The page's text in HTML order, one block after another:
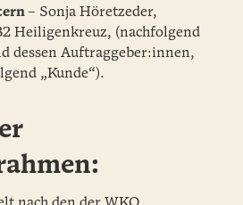
– Sonja Höretzeder,
Heiligenkreuz, (nachfolgend
dessen Auftraggeber:innen,
„Kunde“).